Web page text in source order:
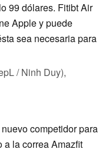
99 dólares. Fitibt Air
Apple y puede
sea necesaria para
/ Ninh Duy),
competidor para
a la correa Amazfit